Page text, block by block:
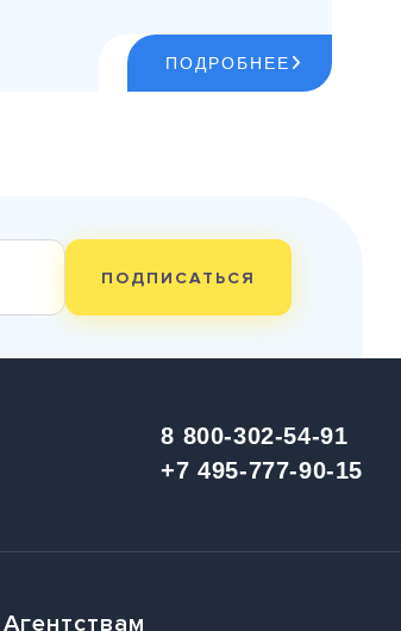
ПОДРОБНЕЕ
ПОДПИСАТЬСЯ
8 800-302-54-91
+7 495-777-90-15
Агентствам